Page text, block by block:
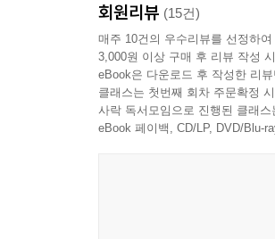
비전이었다. 당시 과학계의
결심을 하고는 앞뒤 가리지
연구 성과들이 쌓여갔고, 인
신야 교수는 2006년 쥐의
cells, 유도다능줄기세포 혹
iPS세포의 발견이 의미가
“야마나카 교수의 삶은 그야
연구 현장에서 체험하게 되
보면, 야마나카 교수가 자신
수많은 동료애와 새로운
성공하기까지의 긴박했던
설명하고 있다.”
회원리뷰 (15건)
매주 10건의 우수리뷰를 선정하
3,000원 이상 구매 후 리뷰 작성 시
eBook은 다운로드 후 작성한 리
클래스는 첫번째 회차 주문확정
사락 독서모임으로 진행된 클래
eBook 페이백, CD/LP, DVD/Blu-